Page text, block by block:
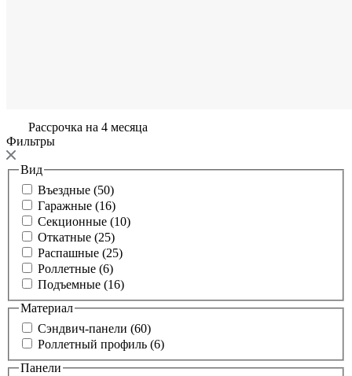
Рассрочка на 4 месяца
Фильтры
Вид
Въездные (50)
Гаражные (16)
Секционные (10)
Откатные (25)
Распашные (25)
Роллетные (6)
Подъемные (16)
Материал
Сэндвич-панели (60)
Роллетный профиль (6)
Панели